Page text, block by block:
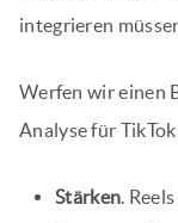
integrieren
Werfen wir einen
Analyse für
Stärken.